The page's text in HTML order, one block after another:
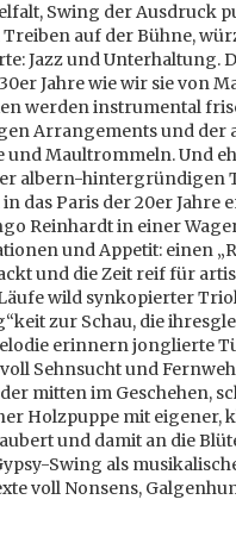
Swing der
auf der Bühne,
Jazz und Unterhaltung.
Jahre wie wir sie von
werden instrumental
Arrangements und
Maultrommeln. Und
albern-hintergründigen
das Paris der 20er
Reinhardt in einer
und Appetit: einen
und die Zeit reif für
wild synkopierter
zur Schau, die
erinnern jonglierte
Sehnsucht und
mitten im Geschehen,
Holzpuppe mit
und damit an die
Swing als
voll Nonsens,